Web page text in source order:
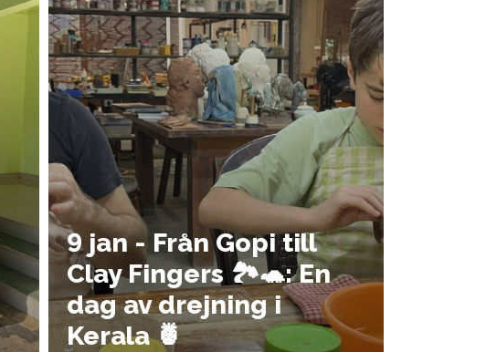
9 jan - Från Gopi till
Clay Fingers 🏞️🐢: En
dag av drejning i
Kerala 🍍